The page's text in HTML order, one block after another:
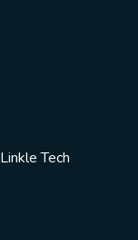
Linkle Tech